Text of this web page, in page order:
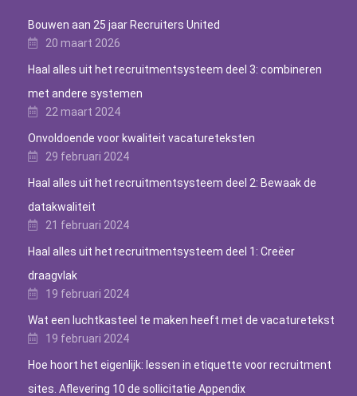
Bouwen aan 25 jaar Recruiters United
20 maart 2026
Haal alles uit het recruitmentsysteem deel 3: combineren
met andere systemen
22 maart 2024
Onvoldoende voor kwaliteit vacatureteksten
29 februari 2024
Haal alles uit het recruitmentsysteem deel 2: Bewaak de
datakwaliteit
21 februari 2024
Haal alles uit het recruitmentsysteem deel 1: Creëer
draagvlak
19 februari 2024
Wat een luchtkasteel te maken heeft met de vacaturetekst
19 februari 2024
Hoe hoort het eigenlijk: lessen in etiquette voor recruitment
sites. Aflevering 10 de sollicitatie Appendix